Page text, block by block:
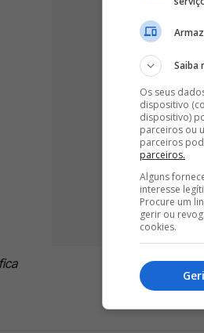
Saiba
Os seus
dispositivo
dispositivo)
parceiros ou
parceiros
parceiros.
Alguns
interesse
Procure um
gerir ou
cookies.